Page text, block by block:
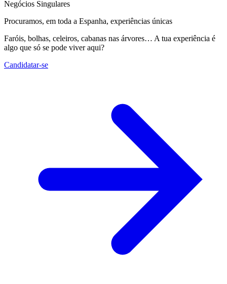
Negócios Singulares
Procuramos, em toda a Espanha, experiências únicas
Faróis, bolhas, celeiros, cabanas nas árvores… A tua experiência é
algo que só se pode viver aqui?
Candidatar-se